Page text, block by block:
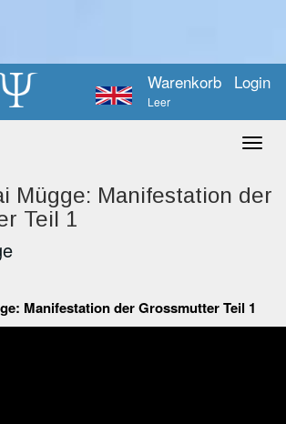
Login
Warenkorb
Leer
Mügge: Manifestation der
Teil 1
Manifestation der Grossmutter Teil 1